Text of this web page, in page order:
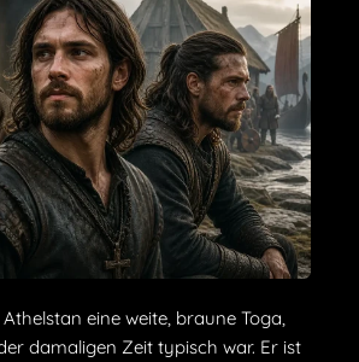
eine weite, braune Toga,
damaligen Zeit typisch war. Er ist